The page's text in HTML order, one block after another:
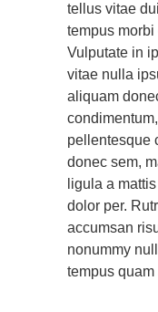
tellus vitae
tempus
Vulputate in
vitae nulla
aliquam
pellentesque
donec sem,
ligula a
dolor per.
accumsan
nonummy
tempus